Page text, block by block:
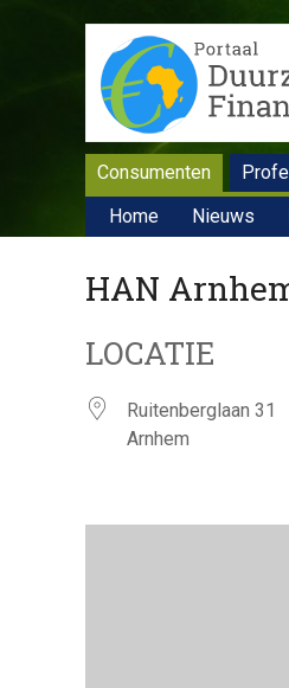
Consumenten
Home
Nieuws
HAN
LOCATIE
Ruitenberglaan 31
Arnhem